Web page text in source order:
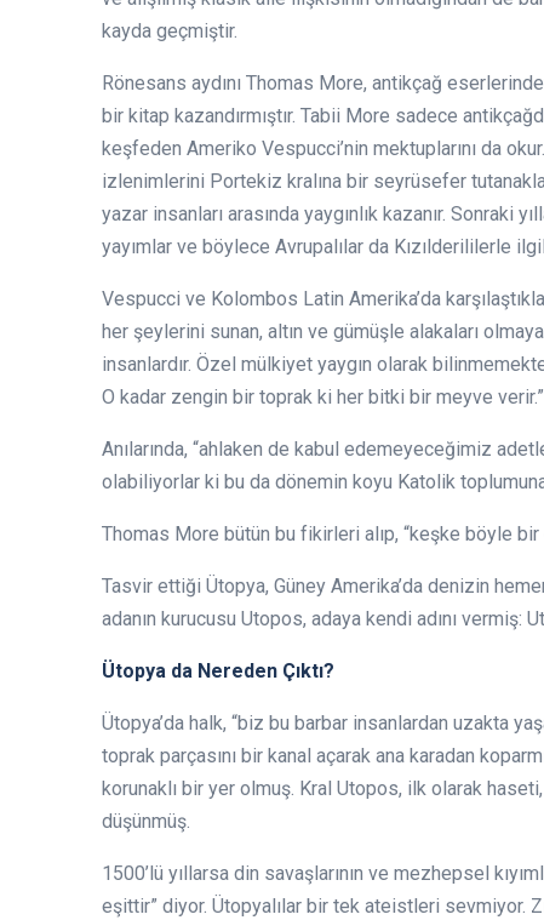
kayda geçmiştir.
Rönesans aydını Thomas More, antikçağ
bir kitap kazandırmıştır. Tabii More sadece
keşfeden Ameriko Vespucci’nin mektuplarını da
izlenimlerini Portekiz kralına bir seyrüsefer
yazar insanları arasında yaygınlık kazanır. Sonraki
yayımlar ve böylece Avrupalılar da Kızılderililerle
Vespucci ve Kolombos Latin Amerika’da
her şeylerini sunan, altın ve gümüşle alakaları
insanlardır. Özel mülkiyet yaygın olarak
O kadar zengin bir toprak ki her bitki bir meyve verir.”
Anılarında, “ahlaken de kabul edemeyeceğimiz
olabiliyorlar ki bu da dönemin koyu Katolik
Thomas More bütün bu fikirleri alıp, “keşke böyle
Tasvir ettiği Ütopya, Güney Amerika’da denizin
adanın kurucusu Utopos, adaya kendi adını vermiş:
Ütopya da Nereden Çıktı?
Ütopya’da halk, “biz bu barbar insanlardan uzakta
toprak parçasını bir kanal açarak ana karadan
korunaklı bir yer olmuş. Kral Utopos, ilk olarak
düşünmüş.
1500’lü yıllarsa din savaşlarının ve mezhepsel
eşittir” diyor. Ütopyalılar bir tek ateistleri sevmiyor.